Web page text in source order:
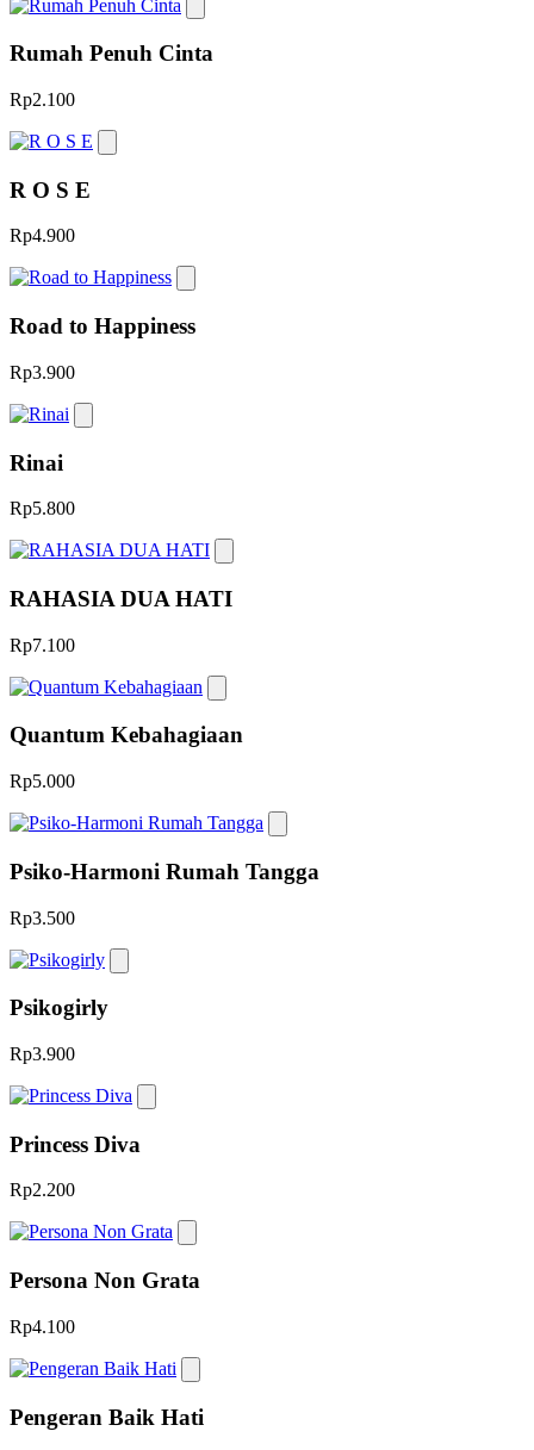
Rumah Penuh Cinta
Rp2.100
R O S E
Rp4.900
Road to Happiness
Rp3.900
Rinai
Rp5.800
RAHASIA DUA HATI
Rp7.100
Quantum Kebahagiaan
Rp5.000
Psiko-Harmoni Rumah Tangga
Rp3.500
Psikogirly
Rp3.900
Princess Diva
Rp2.200
Persona Non Grata
Rp4.100
Pengeran Baik Hati